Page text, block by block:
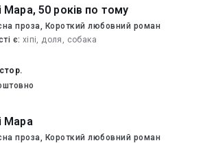
і Мара, 50 років по тому
проза, Короткий любовний роман
є: хіпі, доля, собака
4 стор.
Мара
проза, Короткий любовний роман